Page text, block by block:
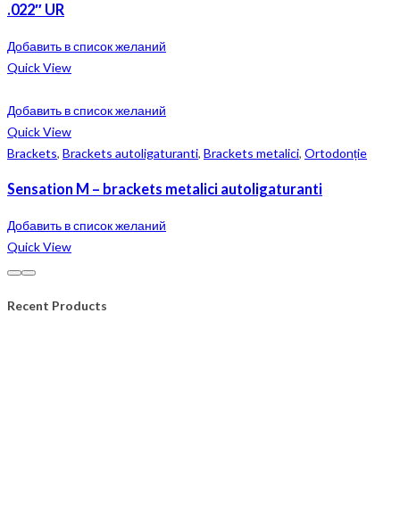
.022″ UR
Добавить в список желаний
Quick View
Добавить в список желаний
Quick View
Brackets, Brackets autoligaturanti, Brackets metalici, Ortodonție
Sensation M – brackets metalici autoligaturanti
Добавить в список желаний
Quick View
Recent Products